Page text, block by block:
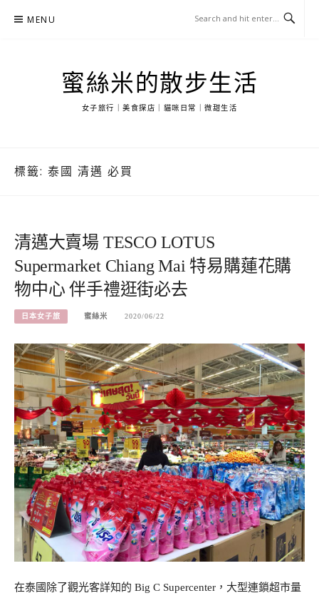
MENU
蜜絲米的散步生活
女子旅行｜美食探店｜貓咪日常｜微甜生活
標籤: 泰國 清邁 必買
清邁大賣場 TESCO LOTUS
Supermarket Chiang Mai 特易購蓮花購
物中心 伴手禮逛街必去
日本女子旅 蜜絲米 2020/06/22
在泰國除了觀光客詳知的 Big C Supercenter，大型連鎖超市量